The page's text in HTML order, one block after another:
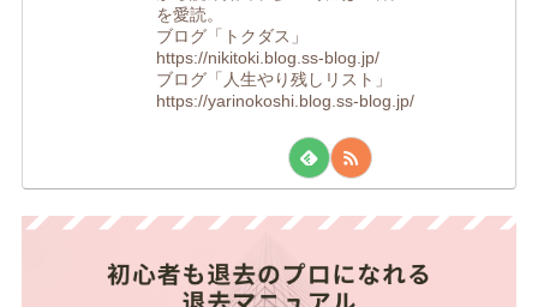
を愛読。
ブログ「トクダス」
https://nikitoki.blog.ss-blog.jp/
ブログ「人生やり残しリスト」
https://yarinokoshi.blog.ss-blog.jp/